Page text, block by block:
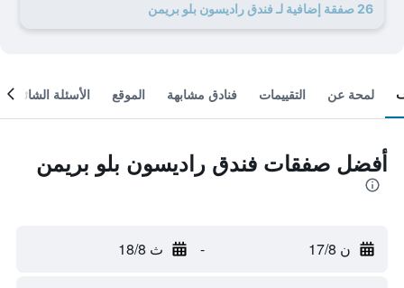
26 صفقة إضافية لـ فندق راديسون بلو بريمن
لمحة عن التقييمات فنادق مشابهة الموقع الأسئلة الشائعة
أفضل صفقات فندق راديسون بلو بريمن
ن 17/8 - ث 18/8